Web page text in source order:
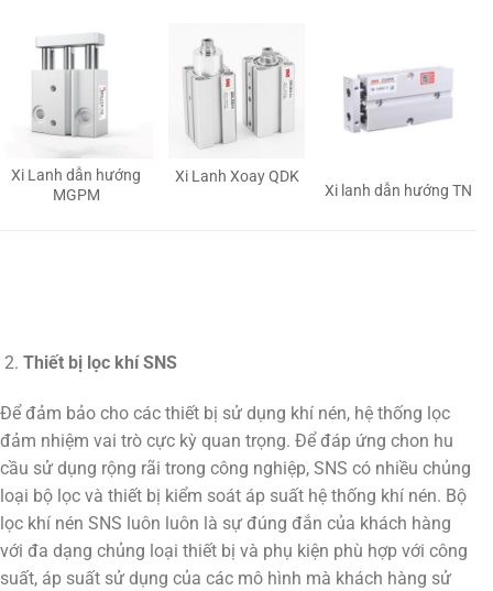
Xi Lanh dẫn hướng
MGPM
Xi Lanh Xoay QDK
Xi lanh dẫn hướng TN
Thiết bị lọc khí SNS
Để đảm bảo cho các thiết bị sử dụng khí nén, hệ thống lọc
đảm nhiệm vai trò cực kỳ quan trọng. Để đáp ứng chon hu
cầu sử dụng rộng rãi trong công nghiệp, SNS có nhiều chủng
loại bộ lọc và thiết bị kiểm soát áp suất hệ thống khí nén. Bộ
lọc khí nén SNS luôn luôn là sự đúng đắn của khách hàng
với đa dạng chủng loại thiết bị và phụ kiện phù hợp với công
suất, áp suất sử dụng của các mô hình mà khách hàng sử